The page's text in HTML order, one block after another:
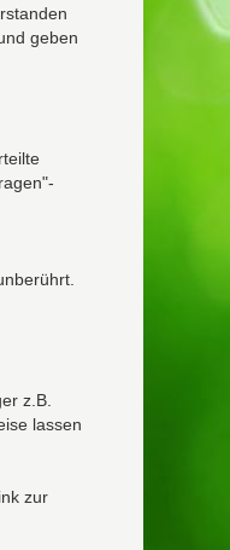
geben
z.B.
lassen
zur